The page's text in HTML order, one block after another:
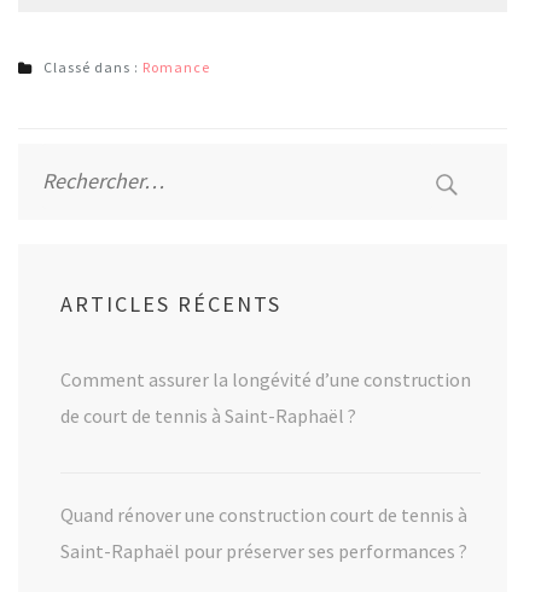
Classé dans : Romance
ARTICLES RÉCENTS
Comment assurer la longévité d’une construction
de court de tennis à Saint-Raphaël ?
Quand rénover une construction court de tennis à
Saint-Raphaël pour préserver ses performances ?